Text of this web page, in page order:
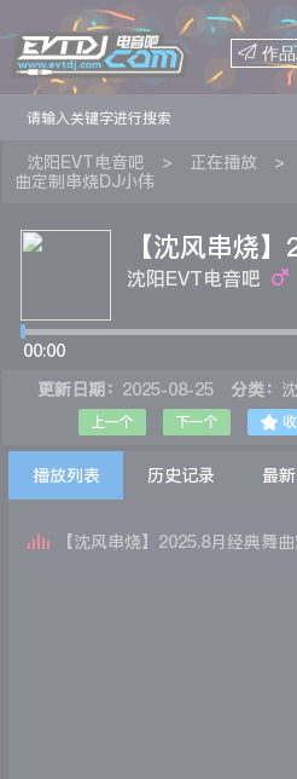
 作
沈阳EVT电音吧 > 正在播放 >
曲定制串烧DJ小伟
【沈风串烧
典舞曲定制串
沈阳EVT电音吧
00:00
更新日期： 2025-08-25 分类：
上一个 下一个 
播放列表 历史记录 最
【沈风串烧】2025.8月经典舞